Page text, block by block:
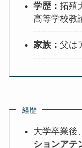
学歴：拓殖
高等学校教
家族：父は
経歴
大学卒業後
ションアテ